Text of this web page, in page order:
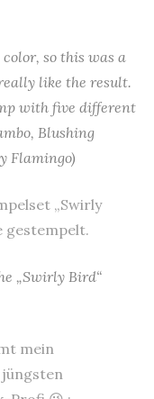
so this was a
like the result.
with five different
Blushing
Flamingo)
„Swirly
gestempelt.
„Swirly Bird“
mein